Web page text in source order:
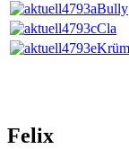
Felix